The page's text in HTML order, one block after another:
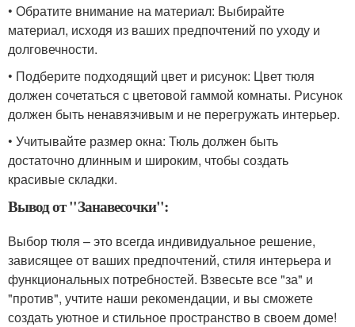
• Обратите внимание на материал: Выбирайте
материал, исходя из ваших предпочтений по уходу и
долговечности.
• Подберите подходящий цвет и рисунок: Цвет тюля
должен сочетаться с цветовой гаммой комнаты. Рисунок
должен быть ненавязчивым и не перегружать интерьер.
• Учитывайте размер окна: Тюль должен быть
достаточно длинным и широким, чтобы создать
красивые складки.
Вывод от "Занавесочки":
Выбор тюля – это всегда индивидуальное решение,
зависящее от ваших предпочтений, стиля интерьера и
функциональных потребностей. Взвесьте все "за" и
"против", учтите наши рекомендации, и вы сможете
создать уютное и стильное пространство в своем доме!